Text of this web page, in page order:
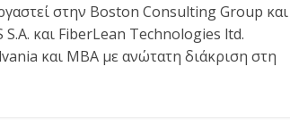
στην Boston Consulting Group και
S.A. και FiberLean Technologies ltd.
και MBA με ανώτατη διάκριση στη